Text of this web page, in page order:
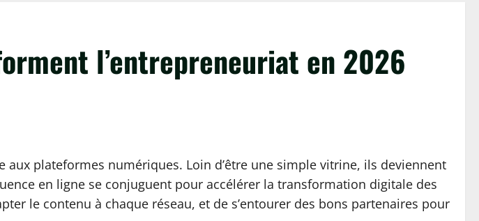
l’entrepreneuriat en 2026
aux plateformes numériques. Loin d’être une simple vitrine, ils deviennent
en ligne se conjuguent pour accélérer la transformation digitale des
le contenu à chaque réseau, et de s’entourer des bons partenaires pour